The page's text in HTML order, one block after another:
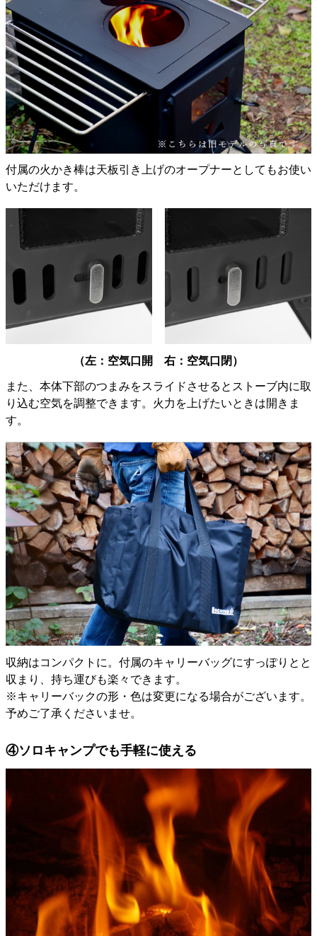
付属の火かき棒は天板引き上げのオープナーとしてもお使い
いただけます。
（左：空気口開 右：空気口閉）
また、本体下部のつまみをスライドさせるとストーブ内に取
り込む空気を調整できます。火力を上げたいときは開きま
す。
収納はコンパクトに。付属のキャリーバッグにすっぽりとと
収まり、持ち運びも楽々できます。
※キャリーバックの形・色は変更になる場合がございます。
予めご了承くださいませ。
④ソロキャンプでも手軽に使える